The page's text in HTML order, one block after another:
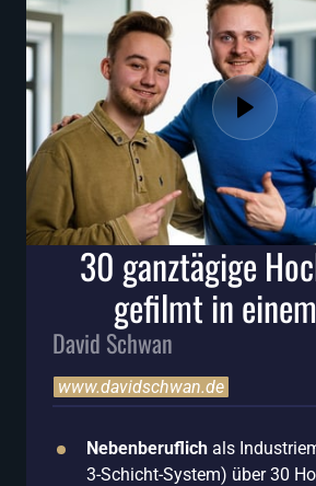
30 ganztägige
gefilmt in
David Schwan
www.davidschwan.de
Nebenberuflich als
3-Schicht-System) über 30